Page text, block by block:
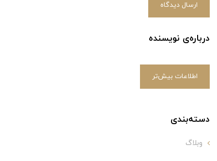
ارسال دیدگاه
درباره‌ی نویسنده
اطلاعات بیش‌تر
دسته‌بندی
وبلاگ